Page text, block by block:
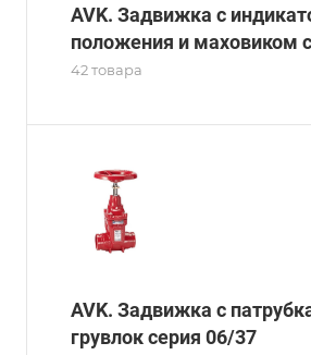
AVK. Задвижка с
положения и маховиком
42 товара
AVK. Задвижка с
грувлок серия 06/37